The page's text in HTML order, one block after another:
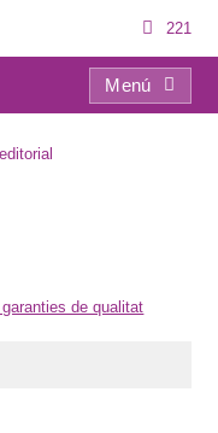
221
Menú
de qualitat